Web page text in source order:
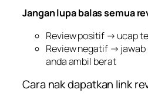
Jangan lupa balas semua
Review positif → ucap
Review negatif →
anda ambil berat
Cara nak dapatkan link